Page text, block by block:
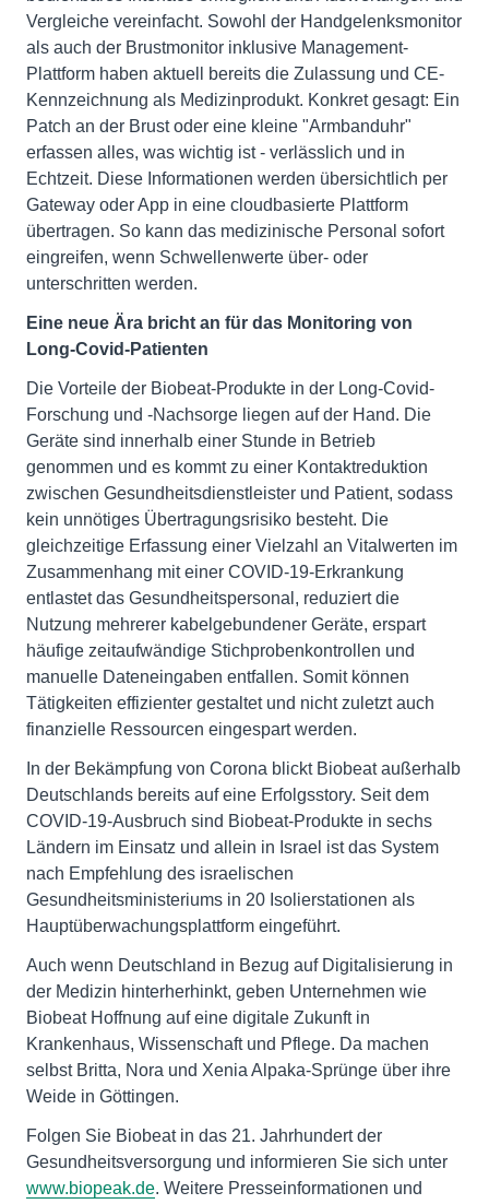
Vergleiche vereinfacht. Sowohl der Handgelenksmonitor
als auch der Brustmonitor inklusive Management-
Plattform haben aktuell bereits die Zulassung und CE-
Kennzeichnung als Medizinprodukt. Konkret gesagt: Ein
Patch an der Brust oder eine kleine "Armbanduhr"
erfassen alles, was wichtig ist - verlässlich und in
Echtzeit. Diese Informationen werden übersichtlich per
Gateway oder App in eine cloudbasierte Plattform
übertragen. So kann das medizinische Personal sofort
eingreifen, wenn Schwellenwerte über- oder
unterschritten werden.
Eine neue Ära bricht an für das Monitoring von
Long-Covid-Patienten
Die Vorteile der Biobeat-Produkte in der Long-Covid-
Forschung und -Nachsorge liegen auf der Hand. Die
Geräte sind innerhalb einer Stunde in Betrieb
genommen und es kommt zu einer Kontaktreduktion
zwischen Gesundheitsdienstleister und Patient, sodass
kein unnötiges Übertragungsrisiko besteht. Die
gleichzeitige Erfassung einer Vielzahl an Vitalwerten im
Zusammenhang mit einer COVID-19-Erkrankung
entlastet das Gesundheitspersonal, reduziert die
Nutzung mehrerer kabelgebundener Geräte, erspart
häufige zeitaufwändige Stichprobenkontrollen und
manuelle Dateneingaben entfallen. Somit können
Tätigkeiten effizienter gestaltet und nicht zuletzt auch
finanzielle Ressourcen eingespart werden.
In der Bekämpfung von Corona blickt Biobeat außerhalb
Deutschlands bereits auf eine Erfolgsstory. Seit dem
COVID-19-Ausbruch sind Biobeat-Produkte in sechs
Ländern im Einsatz und allein in Israel ist das System
nach Empfehlung des israelischen
Gesundheitsministeriums in 20 Isolierstationen als
Hauptüberwachungsplattform eingeführt.
Auch wenn Deutschland in Bezug auf Digitalisierung in
der Medizin hinterherhinkt, geben Unternehmen wie
Biobeat Hoffnung auf eine digitale Zukunft in
Krankenhaus, Wissenschaft und Pflege. Da machen
selbst Britta, Nora und Xenia Alpaka-Sprünge über ihre
Weide in Göttingen.
Folgen Sie Biobeat in das 21. Jahrhundert der
Gesundheitsversorgung und informieren Sie sich unter
www.biopeak.de. Weitere Presseinformationen und